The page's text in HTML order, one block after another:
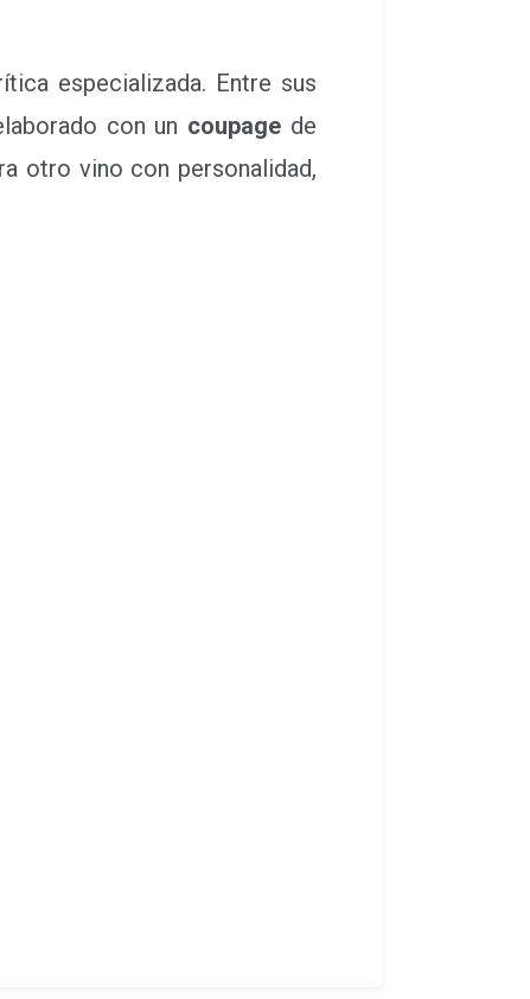
especializada. Entre sus
con un coupage de
otro vino con personalidad,